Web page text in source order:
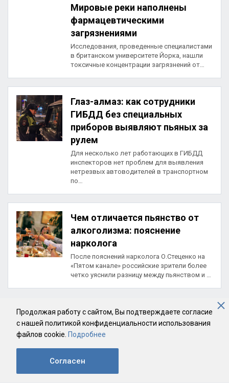
Мировые реки наполнены
фармацевтическими
загрязнениями
Исследования, проведенные специалистами
в британском университете Йорка, нашли
токсичные концентрации загрязнений от…
Глаз-алмаз: как сотрудники
ГИБДД без специальных
приборов выявляют пьяных за
рулем
Для несколько лет работающих в ГИБДД
инспекторов нет проблем для выявления
нетрезвых автоводителей в транспортном
по…
Чем отличается пьянство от
алкоголизма: пояснение
нарколога
После пояснений нарколога О.Стеценко на
«Пятом канале» российские зрители более
четко уяснили разницу между пьянством и …
Продолжая работу с сайтом, Вы подтверждаете согласие
с нашей политикой конфиденциальности использования
файлов cookie. Подробнее
Согласен